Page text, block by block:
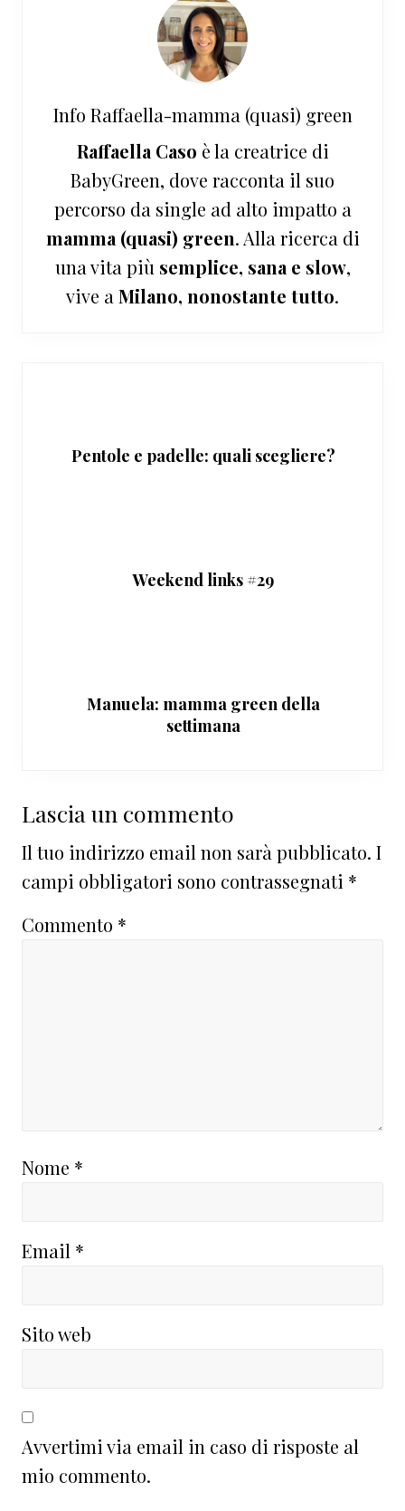
Info Raffaella-mamma (quasi) green
Raffaella Caso è la creatrice di
BabyGreen, dove racconta il suo
percorso da single ad alto impatto a
mamma (quasi) green. Alla ricerca di
una vita più semplice, sana e slow,
vive a Milano, nonostante tutto.
Pentole e padelle: quali scegliere?
Weekend links #29
Manuela: mamma green della
settimana
Interazioni
del
lettore
Lascia un commento
Il tuo indirizzo email non sarà pubblicato. I
campi obbligatori sono contrassegnati *
Commento *
Nome *
Email *
Sito web
Avvertimi via email in caso di risposte al
mio commento.